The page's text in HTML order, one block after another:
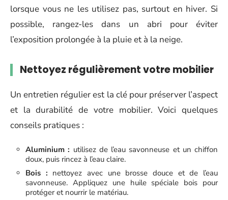
lorsque vous ne les utilisez pas, surtout en hiver. Si
possible, rangez-les dans un abri pour éviter
l’exposition prolongée à la pluie et à la neige.
Nettoyez régulièrement votre mobilier
Un entretien régulier est la clé pour préserver l’aspect
et la durabilité de votre mobilier. Voici quelques
conseils pratiques :
Aluminium : utilisez de l’eau savonneuse et un chiffon
doux, puis rincez à l’eau claire.
Bois : nettoyez avec une brosse douce et de l’eau
savonneuse. Appliquez une huile spéciale bois pour
protéger et nourrir le matériau.